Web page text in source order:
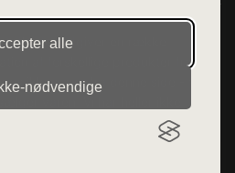
alle
der udgiver en række
af forskellige produkter fra
ikke varer fra denne side - vi